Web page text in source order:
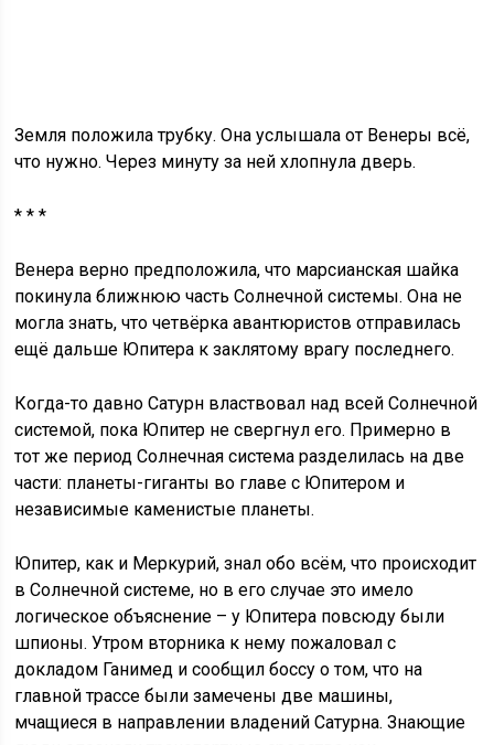
Земля положила трубку. Она услышала от Венеры всё,
что нужно. Через минуту за ней хлопнула дверь.
* * *
Венера верно предположила, что марсианская шайка
покинула ближнюю часть Солнечной системы. Она не
могла знать, что четвёрка авантюристов отправилась
ещё дальше Юпитера к заклятому врагу последнего.
Когда-то давно Сатурн властвовал над всей Солнечной
системой, пока Юпитер не свергнул его. Примерно в
тот же период Солнечная система разделилась на две
части: планеты-гиганты во главе с Юпитером и
независимые каменистые планеты.
Юпитер, как и Меркурий, знал обо всём, что происходит
в Солнечной системе, но в его случае это имело
логическое объяснение – у Юпитера повсюду были
шпионы. Утром вторника к нему пожаловал с
докладом Ганимед и сообщил боссу о том, что на
главной трассе были замечены две машины,
мчащиеся в направлении владений Сатурна. Знающие